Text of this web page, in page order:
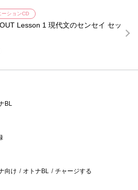
ーションCD
Lesson 1 現代文のセンセイ セッ
BL
向け オトナBL チャージする